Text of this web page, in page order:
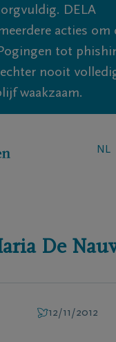
DELA
acties om
tot
nooit
waakzaam.
NL
De
12/11/2012